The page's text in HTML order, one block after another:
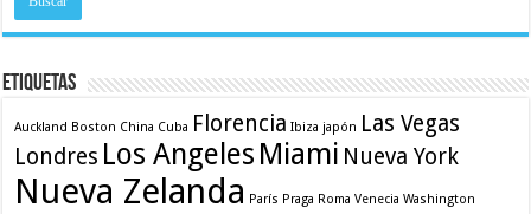
Etiquetas
Auckland Boston China Cuba Florencia Ibiza japón Las Vegas
Londres Los Angeles Miami Nueva York
Nueva Zelanda París Praga Roma Venecia Washington